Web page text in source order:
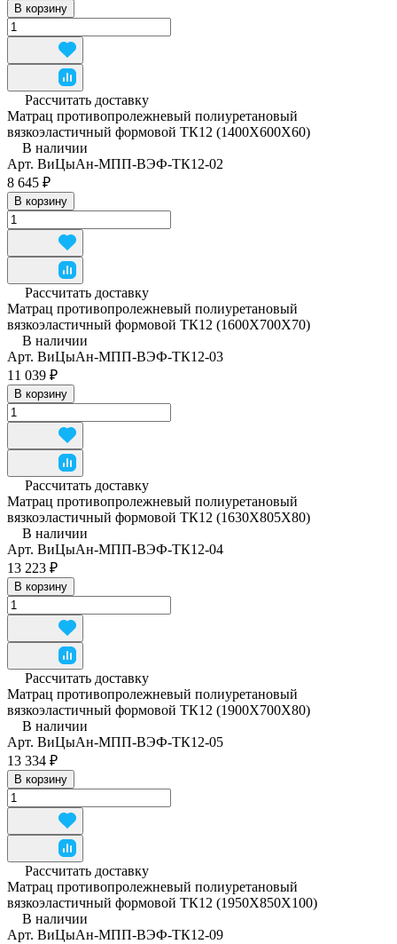
В корзину
Рассчитать доставку
Матрац противопролежневый полиуретановый
вязкоэластичный формовой ТК12 (1400Х600Х60)
В наличии
Арт. ВиЦыАн-МПП-ВЭФ-ТК12-02
8 645 ₽
В корзину
Рассчитать доставку
Матрац противопролежневый полиуретановый
вязкоэластичный формовой ТК12 (1600Х700Х70)
В наличии
Арт. ВиЦыАн-МПП-ВЭФ-ТК12-03
11 039 ₽
В корзину
Рассчитать доставку
Матрац противопролежневый полиуретановый
вязкоэластичный формовой ТК12 (1630Х805Х80)
В наличии
Арт. ВиЦыАн-МПП-ВЭФ-ТК12-04
13 223 ₽
В корзину
Рассчитать доставку
Матрац противопролежневый полиуретановый
вязкоэластичный формовой ТК12 (1900Х700Х80)
В наличии
Арт. ВиЦыАн-МПП-ВЭФ-ТК12-05
13 334 ₽
В корзину
Рассчитать доставку
Матрац противопролежневый полиуретановый
вязкоэластичный формовой ТК12 (1950Х850Х100)
В наличии
Арт. ВиЦыАн-МПП-ВЭФ-ТК12-09